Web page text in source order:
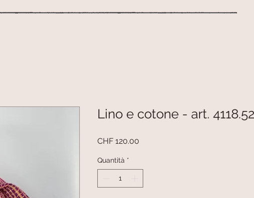
Lino e cotone - art.
CHF 120.00
Quantità *